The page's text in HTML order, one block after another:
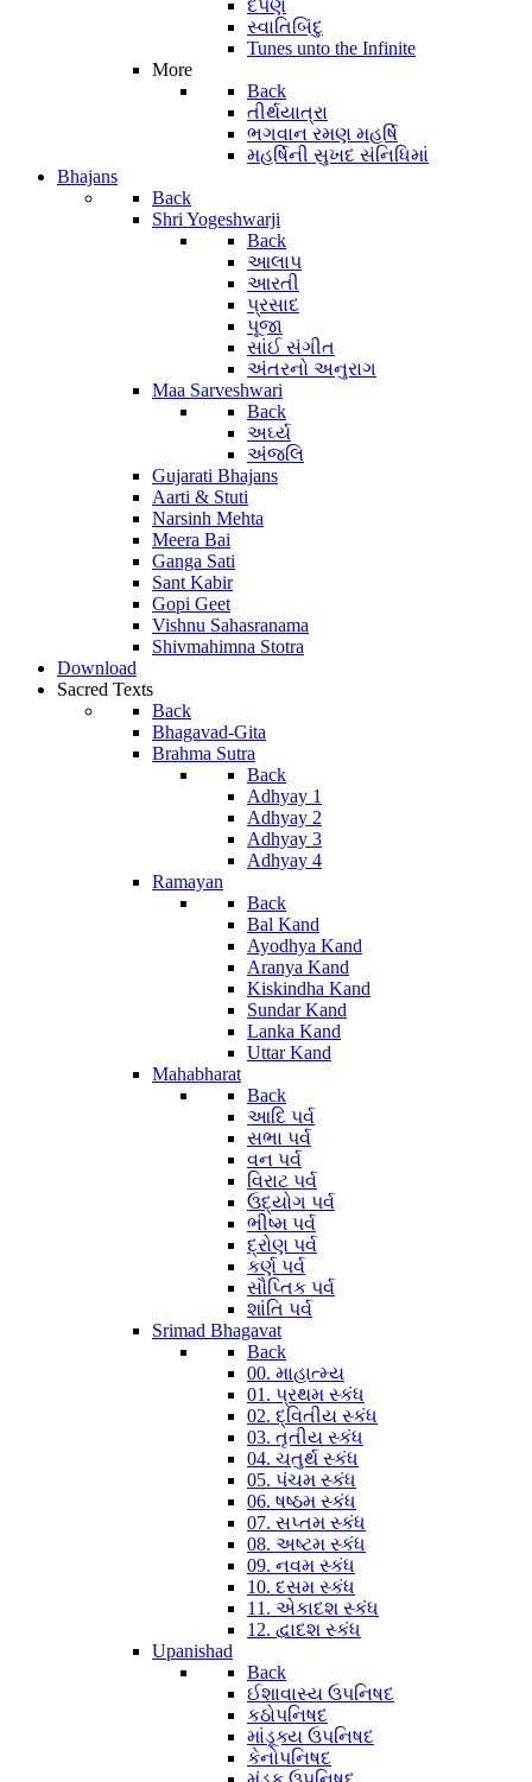
દર્પણ
સ્વાતિબિંદુ
Tunes unto the Infinite
More
Back
તીર્થયાત્રા
ભગવાન રમણ મહર્ષિ
મહર્ષિની સુખદ સંનિધિમાં
Bhajans
Back
Shri Yogeshwarji
Back
આલાપ
આરતી
પ્રસાદ
પૂજા
સાંઈ સંગીત
અંતરનો અનુરાગ
Maa Sarveshwari
Back
અર્ઘ્ય
અંજલિ
Gujarati Bhajans
Aarti & Stuti
Narsinh Mehta
Meera Bai
Ganga Sati
Sant Kabir
Gopi Geet
Vishnu Sahasranama
Shivmahimna Stotra
Download
Sacred Texts
Back
Bhagavad-Gita
Brahma Sutra
Back
Adhyay 1
Adhyay 2
Adhyay 3
Adhyay 4
Ramayan
Back
Bal Kand
Ayodhya Kand
Aranya Kand
Kiskindha Kand
Sundar Kand
Lanka Kand
Uttar Kand
Mahabharat
Back
આદિ પર્વ
સભા પર્વ
વન પર્વ
વિરાટ પર્વ
ઉદ્યોગ પર્વ
ભીષ્મ પર્વ
દ્રોણ પર્વ
કર્ણ પર્વ
સૌપ્તિક પર્વ
શાંતિ પર્વ
Srimad Bhagavat
Back
00. માહાત્મ્ય
01. પ્રથમ સ્કંધ
02. દ્વિતીય સ્કંધ
03. તૃતીય સ્કંધ
04. ચતુર્થ સ્કંધ
05. પંચમ સ્કંધ
06. ષષ્ઠમ સ્કંધ
07. સપ્તમ સ્કંધ
08. અષ્ટમ સ્કંધ
09. નવમ સ્કંધ
10. દસમ સ્કંધ
11. એકાદશ સ્કંધ
12. દ્વાદશ સ્કંધ
Upanishad
Back
ઈશાવાસ્ય ઉપનિષદ
કઠોપનિષદ
માંડૂક્ય ઉપનિષદ
કેનોપનિષદ